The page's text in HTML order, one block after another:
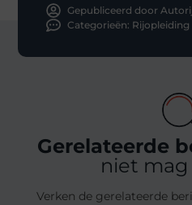
Gepubliceerd door
Categorieën: Rijopleiding
Gerelateerde
niet mag
Verken de gerelateerde